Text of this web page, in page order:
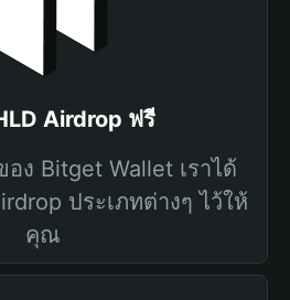
Airdrop ฟรี
ง Bitget Wallet เราได้
ประเภทต่างๆ ไว้ให้
คุณ